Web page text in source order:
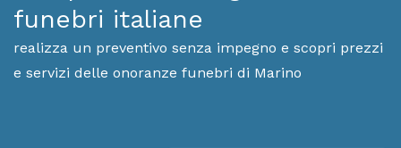
funebri italiane
realizza un preventivo senza impegno e scopri prezzi
e servizi delle onoranze funebri di Marino